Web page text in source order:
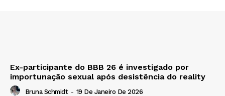
Ex-participante do BBB 26 é investigado por
importunação sexual após desistência do reality
Bruna Schmidt - 19 De Janeiro De 2026